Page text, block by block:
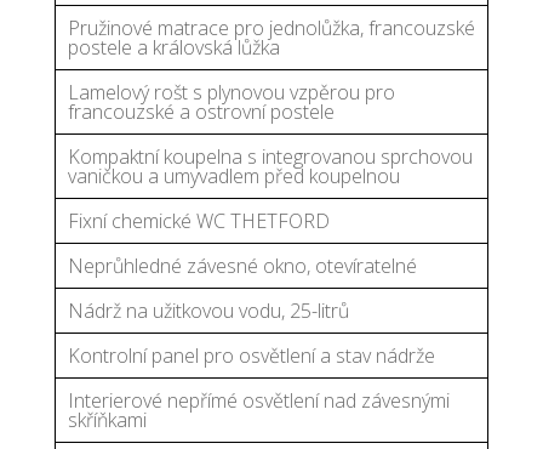
Pružinové matrace pro jednolůžka, francouzské
postele a královská lůžka
Lamelový rošt s plynovou vzpěrou pro
francouzské a ostrovní postele
Kompaktní koupelna s integrovanou sprchovou
vaničkou a umyvadlem před koupelnou
Fixní chemické WC THETFORD
Neprůhledné závesné okno, otevíratelné
Nádrž na užitkovou vodu, 25-litrů
Kontrolní panel pro osvětlení a stav nádrže
Interierové nepřímé osvětlení nad závesnými
skříňkami